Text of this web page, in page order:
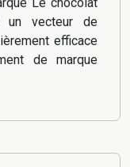
un vecteur de
efficace
de marque